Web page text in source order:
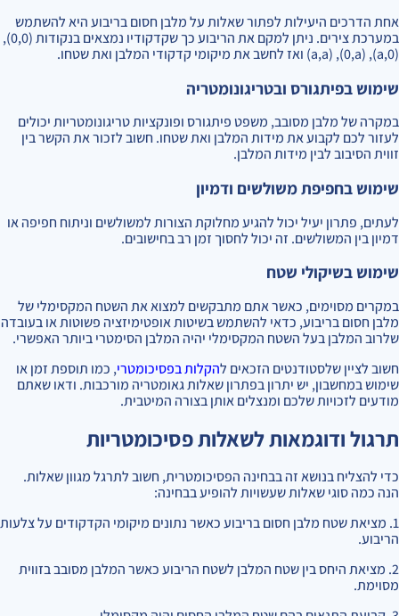
אחת הדרכים היעילות לפתור שאלות על מלבן חסום בריבוע היא להשתמש
במערכת צירים. ניתן למקם את הריבוע כך שקדקודיו נמצאים בנקודות (0,0),
(a,0), (0,a), (a,a) ואז לחשב את מיקומי קדקודי המלבן ואת שטחו.
שימוש בפיתגורס ובטריגונומטריה
במקרה של מלבן מסובב, משפט פיתגורס ופונקציות טריגונומטריות יכולים
לעזור לכם לקבוע את מידות המלבן ואת שטחו. חשוב לזכור את הקשר בין
זווית הסיבוב לבין מידות המלבן.
שימוש בחפיפת משולשים ודמיון
לעתים, פתרון יעיל יכול להגיע מחלוקת הצורות למשולשים וניתוח חפיפה או
דמיון בין המשולשים. זה יכול לחסוך זמן רב בחישובים.
שימוש בשיקולי שטח
במקרים מסוימים, כאשר אתם מתבקשים למצוא את השטח המקסימלי של
מלבן חסום בריבוע, כדאי להשתמש בשיטות אופטימיזציה פשוטות או בעובדה
שלרוב המלבן בעל השטח המקסימלי יהיה המלבן הסימטרי ביותר האפשרי.
חשוב לציין שלסטודנטים הזכאים להקלות בפסיכומטרי, כמו תוספת זמן או
שימוש במחשבון, יש יתרון בפתרון שאלות גאומטריה מורכבות. ודאו שאתם
מודעים לזכויות שלכם ומנצלים אותן בצורה המיטבית.
תרגול ודוגמאות לשאלות פסיכומטריות
כדי להצליח בנושא זה בבחינה הפסיכומטרית, חשוב לתרגל מגוון שאלות.
הנה כמה סוגי שאלות שעשויות להופיע בבחינה:
1. מציאת שטח מלבן חסום בריבוע כאשר נתונים מיקומי הקדקודים על צלעות
הריבוע.
2. מציאת היחס בין שטח המלבן לשטח הריבוע כאשר המלבן מסובב בזווית
מסוימת.